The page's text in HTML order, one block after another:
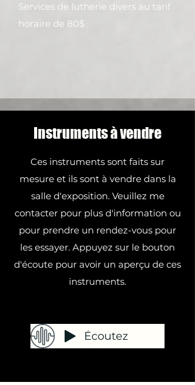
Services de lutherie divers au tarif
horaire de 80$
Instruments à vendre
Ces instruments sont faits sur
mesure et ils sont à vendre dans la
salle d'exposition. Veuillez me
contacter pour plus d'information ou
pour prendre un rendez-vous pour
les essayer. Appuyez sur le bouton
d'écoute pour avoir un aperçu de ces
instruments.
Écoutez